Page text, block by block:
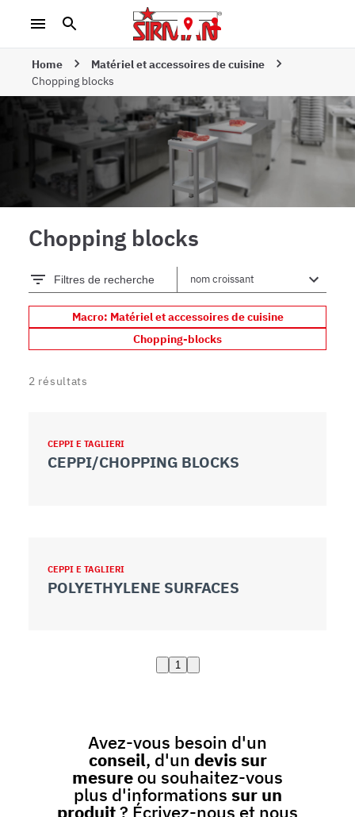
Home
Matériel et accessoires de cuisine
Chopping blocks
Chopping blocks
Filtres de recherche
Macro: Matériel et accessoires de cuisine
Chopping-blocks
2 résultats
CEPPI E TAGLIERI
CEPPI/CHOPPING BLOCKS
CEPPI E TAGLIERI
POLYETHYLENE SURFACES
1
Avez-vous besoin d'un
conseil, d'un devis sur
mesure ou souhaitez-vous
plus d'informations sur un
produit? Écrivez-nous et nous